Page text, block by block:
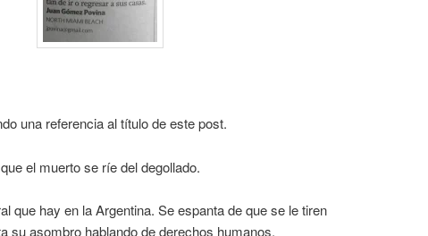
una referencia al título de este post.
el muerto se ríe del degollado.
que hay en la Argentina. Se espanta de que se le tiren
su asombro hablando de derechos humanos.